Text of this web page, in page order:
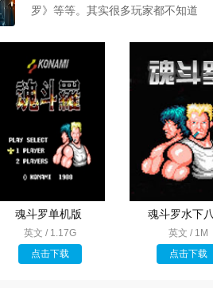
罗》等等。其实很多玩家都不知道
魂斗罗单机版
英文 / 1.17G
点击下载
魂斗罗水下
英文 / 1M
点击下载